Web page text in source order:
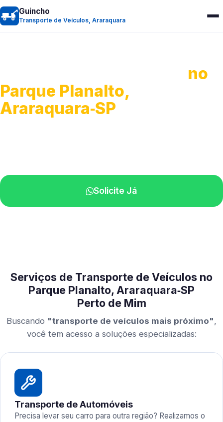
Guincho
Transporte de Veículos, Araraquara
no
Parque Planalto,
Araraquara‑SP
Solicite Já
Serviços de Transporte de Veículos no
Parque Planalto, Araraquara‑SP
Perto de Mim
Buscando "transporte de veículos mais próximo",
você tem acesso a soluções especializadas:
Transporte de Automóveis
Precisa levar seu carro para outra região? Realizamos o